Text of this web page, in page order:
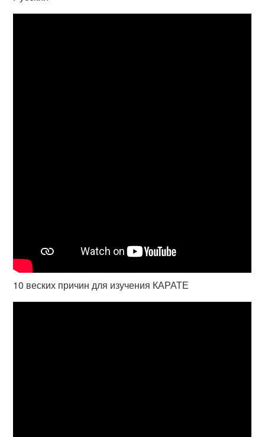
10 веских причин для изучения КАРАТЕ